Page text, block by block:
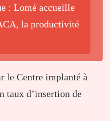
: Lomé accueille
la productivité
le Centre implanté à
taux d’insertion de